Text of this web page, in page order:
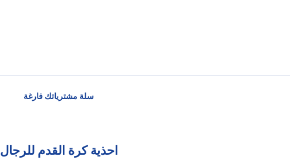
سلة مشترياتك فارغة
احذية كرة القدم للرجال